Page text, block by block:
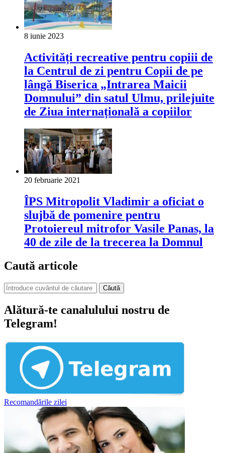
8 iunie 2023
Activități recreative pentru copiii de
la Centrul de zi pentru Copii de pe
lângă Biserica „Intrarea Maicii
Domnului” din satul Ulmu, prilejuite
de Ziua internațională a copiilor
20 februarie 2021
ÎPS Mitropolit Vladimir a oficiat o
slujbă de pomenire pentru
Protoiereul mitrofor Vasile Panas, la
40 de zile de la trecerea la Domnul
Caută articole
Căută
Alătură-te canalulului nostru de
Telegram!
Recomandările zilei